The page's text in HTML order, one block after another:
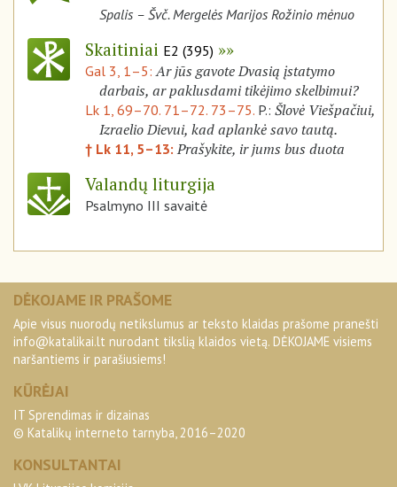
Spalis – Švč. Mergelės Marijos Rožinio mėnuo
Skaitiniai E2 (395)
Gal 3, 1–5:Ar jūs gavote Dvasią įstatymo
darbais, ar paklusdami tikėjimo skelbimui?
Lk 1, 69–70. 71–72. 73–75. P.: Šlovė Viešpačiui,
Izraelio Dievui, kad aplankė savo tautą.
† Lk 11, 5–13:Prašykite, ir jums bus duota
Valandų liturgija
Psalmyno III savaitė
DĖKOJAME IR PRAŠOME
Apie visus nuorodų netikslumus ar teksto klaidas prašome pranešti
info@katalikai.lt nurodant tikslią klaidos vietą. DĖKOJAME visiems
naršantiems ir parašiusiems!
KŪRĖJAI
IT Sprendimas ir dizainas
© Katalikų interneto tarnyba, 2016–2020
KONSULTANTAI